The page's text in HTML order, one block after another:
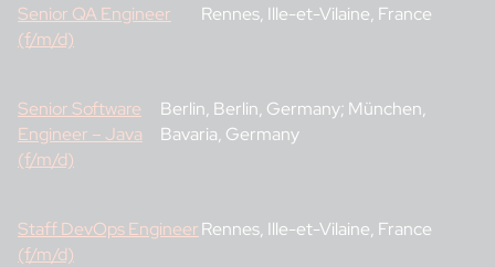
Senior QA Engineer
(f/m/d)
Rennes, Ille-et-Vilaine, France
Senior Software
Engineer – Java
(f/m/d)
Berlin, Berlin, Germany; München,
Bavaria, Germany
Staff DevOps Engineer
(f/m/d)
Rennes, Ille-et-Vilaine, France